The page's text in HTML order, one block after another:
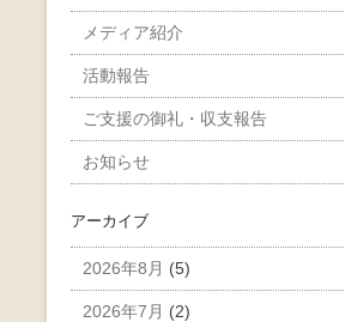
メディア紹介
活動報告
ご支援の御礼・収支報告
お知らせ
アーカイブ
2026年8月 (5)
2026年7月 (2)